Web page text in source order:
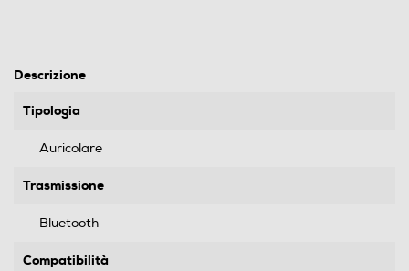
Descrizione
Tipologia
Auricolare
Trasmissione
Bluetooth
Compatibilità